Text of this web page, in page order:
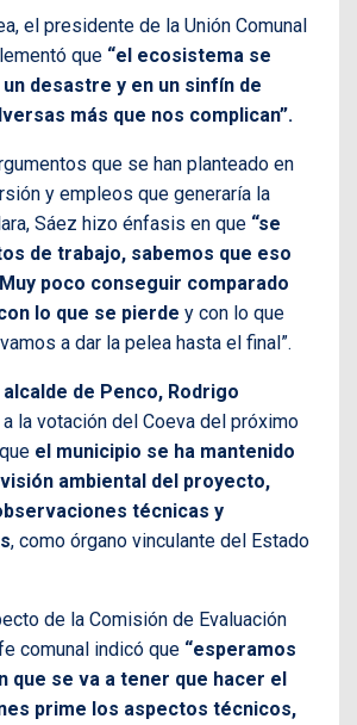
el presidente de la Unión Comunal
que “el ecosistema se
desastre y en un sinfín de
más que nos complican”.
que se han planteado en
y empleos que generaría la
Sáez hizo énfasis en que “se
de trabajo, sabemos que eso
poco conseguir comparado
lo que se pierde y con lo que
a dar la pelea hasta el final”.
alcalde de Penco, Rodrigo
la votación del Coeva del próximo
el municipio se ha mantenido
ambiental del proyecto,
técnicas y
, como órgano vinculante del Estado
de la Comisión de Evaluación
comunal indicó que “esperamos
que se va a tener que hacer el
prime los aspectos técnicos,